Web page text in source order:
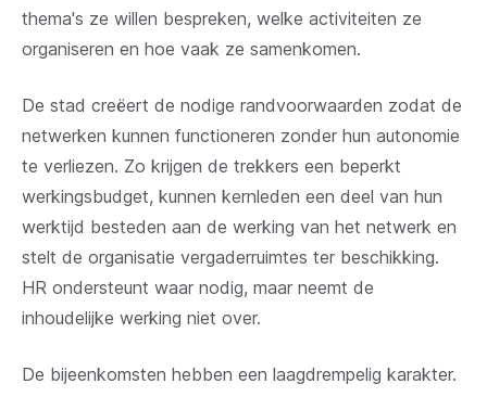
thema's ze willen bespreken, welke activiteiten ze
organiseren en hoe vaak ze samenkomen.
De stad creëert de nodige randvoorwaarden zodat de
netwerken kunnen functioneren zonder hun autonomie
te verliezen. Zo krijgen de trekkers een beperkt
werkingsbudget, kunnen kernleden een deel van hun
werktijd besteden aan de werking van het netwerk en
stelt de organisatie vergaderruimtes ter beschikking.
HR ondersteunt waar nodig, maar neemt de
inhoudelijke werking niet over.
De bijeenkomsten hebben een laagdrempelig karakter.